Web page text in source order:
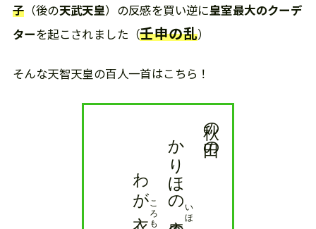
子 （後の天武天皇）の反感を買い逆に皇室最大のクーデ
ターを起こされました（壬申の乱）
そんな天智天皇の百人一首はこちら！
秋の田の
かりほの
いほ
の
わが
衣手 ころもで